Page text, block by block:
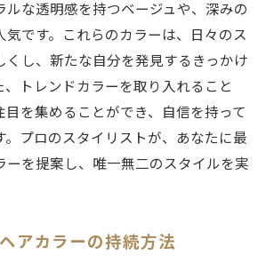
の体験が変える日常
ルな透明感を持つベージュや、深みの
気です。これらのカラーは、日々のス
くし、新たな自分を発見するきっかけ
、トレンドカラーを取り入れること
目を集めることができ、自信を持って
。プロのスタイリストが、あなたに最
ーを提案し、唯一無二のスタイルを実
アカラーの持続方法